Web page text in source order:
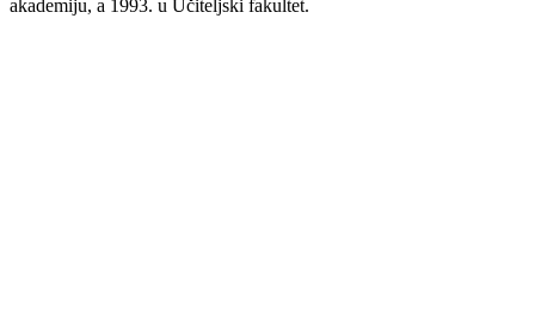
akademiju, a 1993. u Učiteljski fakultet.